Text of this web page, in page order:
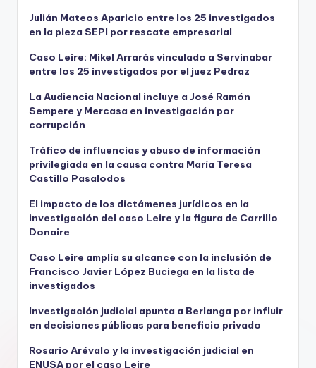
Julián Mateos Aparicio entre los 25 investigados
en la pieza SEPI por rescate empresarial
Caso Leire: Mikel Arrarás vinculado a Servinabar
entre los 25 investigados por el juez Pedraz
La Audiencia Nacional incluye a José Ramón
Sempere y Mercasa en investigación por
corrupción
Tráfico de influencias y abuso de información
privilegiada en la causa contra María Teresa
Castillo Pasalodos
El impacto de los dictámenes jurídicos en la
investigación del caso Leire y la figura de Carrillo
Donaire
Caso Leire amplía su alcance con la inclusión de
Francisco Javier López Buciega en la lista de
investigados
Investigación judicial apunta a Berlanga por influir
en decisiones públicas para beneficio privado
Rosario Arévalo y la investigación judicial en
ENUSA por el caso Leire